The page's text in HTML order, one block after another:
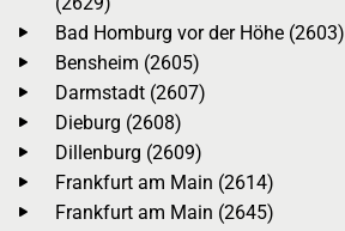
Bad Homburg vor der Höhe (2603)
Bensheim (2605)
Darmstadt (2607)
Dieburg (2608)
Dillenburg (2609)
Frankfurt am Main (2614)
Frankfurt am Main (2645)